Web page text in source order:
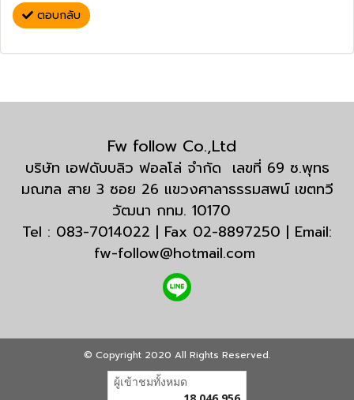
ตอบกลับ
Fw follow Co.,Ltd
บริษัท เอฟดับบลิว ฟอลโล่ จำกัด เลขที่ 69 ซ.พุทธ
มณฑล สาย 3 ซอย 26 แขวงศาลาธรรมสพน์ เขตทวี
วัฒนา กทม. 10170
Tel : 083-7014022 | Fax 02-8897250 | Email:
fw-follow@hotmail.com
© Copyright 2020 All Rights Reserved.
ผู้เข้าชมทั้งหมด